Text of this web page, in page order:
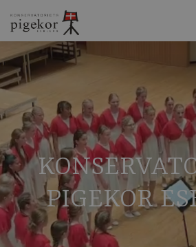
PIGEKOR